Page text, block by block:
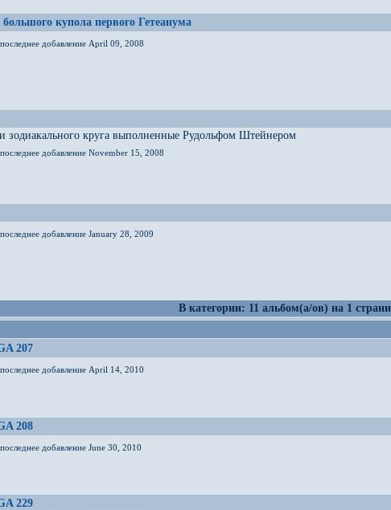
купола первого Гетеанума
добавление April 09, 2008
зодиакального круга выполненные Рудольфом Штейнером
добавление November 15, 2008
добавление January 28, 2009
В категории: 11 альбом(а/ов) на 1
207
добавление April 14, 2010
208
добавление June 30, 2010
229